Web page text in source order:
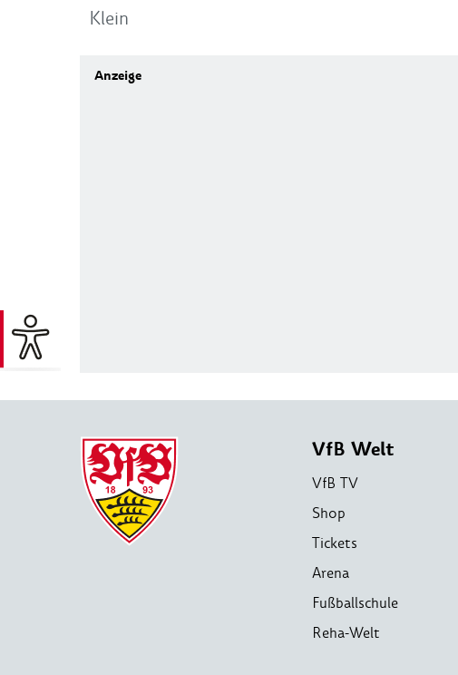
Klein
VfB Welt
VfB TV
Shop
Tickets
Arena
Fußballschule
Reha-Welt